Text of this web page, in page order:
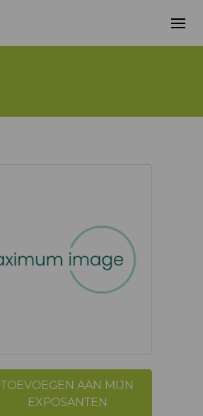
TOEVOEGEN AAN MIJN
EXPOSANTEN